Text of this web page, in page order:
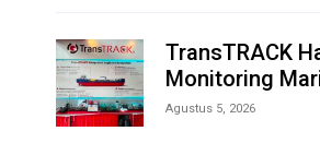
TransTRACK
Monitoring
Terintegrasi
Agustus 5, 2026